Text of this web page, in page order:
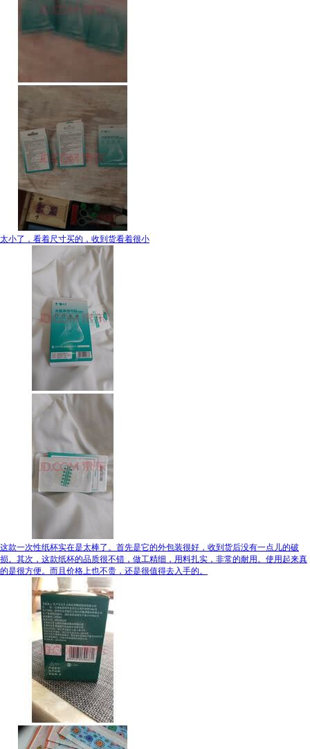
太小了，看着尺寸买的，收到货看着很小
这款一次性纸杯实在是太棒了。首先是它的外包装很好，收到货后没有一点儿的破
损。其次，这款纸杯的品质很不错，做工精细，用料扎实，非常的耐用。使用起来真
的是很方便。而且价格上也不贵，还是很值得去入手的。